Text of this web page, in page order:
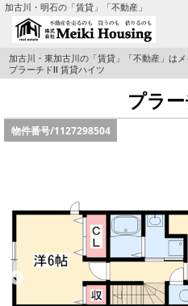
加古川・明石の「賃貸」「不動産」
TOPページ
☆メイキハウジングオススメ
都市ガス物件
ファミリー物件
ペットOK物件
保証人不要物件
加古川・東加古川の「賃貸」「不動産」は
プラーチドⅡ 賃貸ハイツ
プラ
物件番号/1127298504